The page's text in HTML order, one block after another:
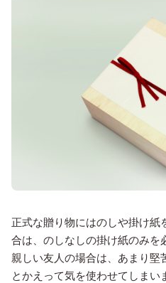
正式な贈り物にはのしや掛け
合は、のしなしの掛け紙のみを
親しい友人の場合は、あまり堅
とかえって気を使わせてしま